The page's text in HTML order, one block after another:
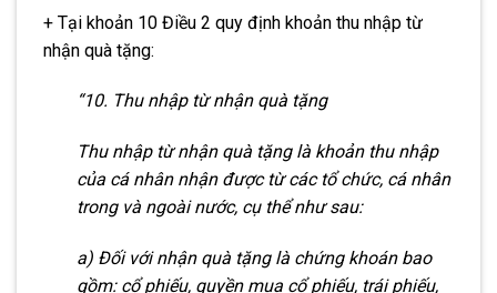
+ Tại khoản 10 Điều 2 quy định khoản thu nhập từ
nhận quà tặng:
“10. Thu nhập từ nhận quà tặng
Thu nhập từ nhận quà tặng là khoản thu nhập
của cá nhân nhận được từcác tổ chức, cánhân
trong và ngoài nước, cụ thể như sau:
a) Đối với nhận quà tặng là chứng khoán bao
gồm: cổ phiếu, quyền mua cổ phiếu, trái phiếu,